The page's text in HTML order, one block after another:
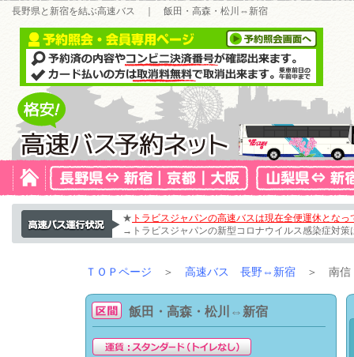
長野県と新宿を結ぶ高速バス ｜ 飯田・高森・松川⇔新宿
★ トラビスジャパンの高速バスは現在全便運休となっ
→トラビスジャパンの新型コロナウイルス感染症対策
ＴＯＰページ ＞ 高速バス 長野⇔新宿＞ 南信（
飯田・高森・松川⇔新宿